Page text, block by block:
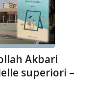
Akbari
superiori –